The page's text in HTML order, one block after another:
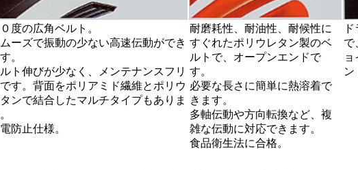
度の広角ベルト。
ーズで振動の少ない高速伝動ができ
。
ト伸びが少なく、メンテナンスフリ
す。背面をポリアミド繊維とポリウ
ンで結合したマルチタイプもありま
防止仕様。
耐磨耗性、耐油性、耐候性に
すぐれたポリウレタン製のベ
ルトで、オープンエンドで
す。
必要な長さに簡単に熱溶着で
きます。
多軸伝動や方向転換など、複
雑な伝動に対応できます。
食品衛生法に合格。
で
ン